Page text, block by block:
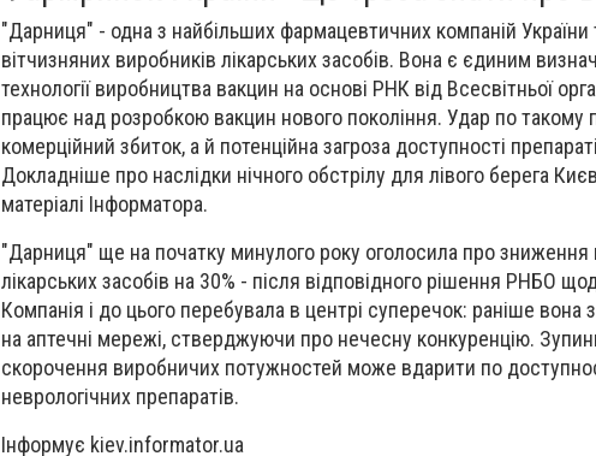
"Дарниця" - одна з найбільших фармацевтичних компаній України
вітчизняних виробників лікарських засобів. Вона є єдиним
технології виробництва вакцин на основі РНК від Всесвітньої
працює над розробкою вакцин нового покоління. Удар по
комерційний збиток, а й потенційна загроза доступності
Докладніше про наслідки нічного обстрілу для лівого берега
матеріалі Iнформатора.
"Дарниця" ще на початку минулого року оголосила про зниження
лікарських засобів на 30% - після відповідного рішення РНБО
Компанія і до цього перебувала в центрі суперечок: раніше
на аптечні мережі, стверджуючи про нечесну конкуренцію.
скорочення виробничих потужностей може вдарити по
неврологічних препаратів.
Інформує kiev.informator.ua